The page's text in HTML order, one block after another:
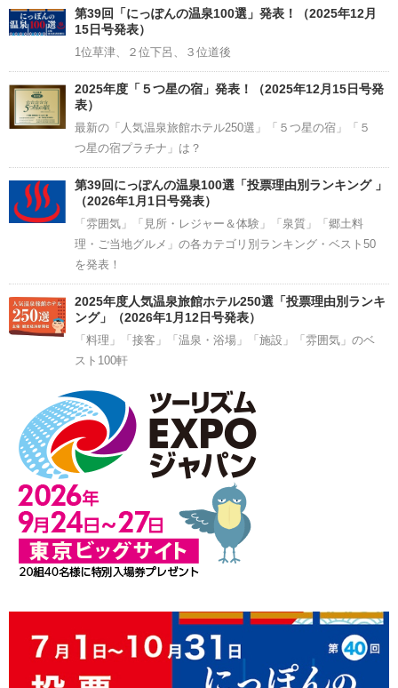
Channel
第39回「にっぽんの温泉100選」発表！（2025年12月
15日号発表）
1位草津、２位下呂、３位道後
2025年度「５つ星の宿」発表！（2025年12月15日号発
表）
最新の「人気温泉旅館ホテル250選」「５つ星の宿」「５
つ星の宿プラチナ」は？
第39回にっぽんの温泉100選「投票理由別ランキング 」
（2026年1月1日号発表）
「雰囲気」「見所・レジャー＆体験」「泉質」「郷土料
理・ご当地グルメ」の各カテゴリ別ランキング・ベスト50
を発表！
2025年度人気温泉旅館ホテル250選「投票理由別ランキ
ング」（2026年1月12日号発表）
「料理」「接客」「温泉・浴場」「施設」「雰囲気」のベ
スト100軒